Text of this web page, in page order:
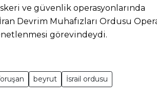
ve güvenlik operasyonlarında
Devrim Muhafızları Ordusu
görevindeydi.
beyrut İsrail ordusu